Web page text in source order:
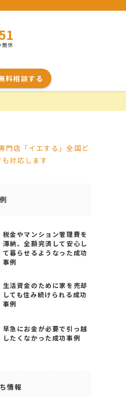
料相談する
休
税金やマンション管理費を
滞納、全額完済して安心し
て暮らせるようなった成功
事例
生活資金のために家を売却
しても住み続けられる成功
事例
早急にお金が必要で引っ越
したくなかった成功事例
情報